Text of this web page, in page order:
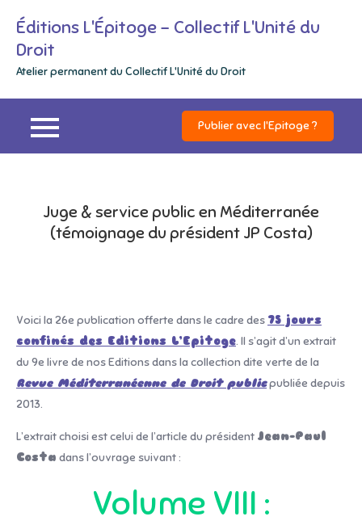
content
Éditions L'Épitoge – Collectif L'Unité du
Droit
Atelier permanent du Collectif L'Unité du Droit
Publier avec l'Epitoge ?
Juge & service public en Méditerranée
(témoignage du président JP Costa)
Voici la 26e publication offerte dans le cadre des 75 jours
confinés des Editions L’Epitoge. Il s’agit d’un extrait
du 9e livre de nos Editions dans la collection dite verte de la
Revue Méditerranéenne de Droit publicpubliée depuis
2013.
L’extrait choisi est celui de l’article du président Jean-Paul
Costa dans l’ouvrage suivant :
Volume VIII :